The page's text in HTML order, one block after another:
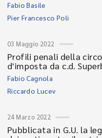
Fabio Basile
Pier Francesco Poli
03 Maggio 2022
Profili penali della
d'imposta da c.d.
Fabio Cagnola
Riccardo Lucev
24 Marzo 2022
Pubblicata in G.U. la